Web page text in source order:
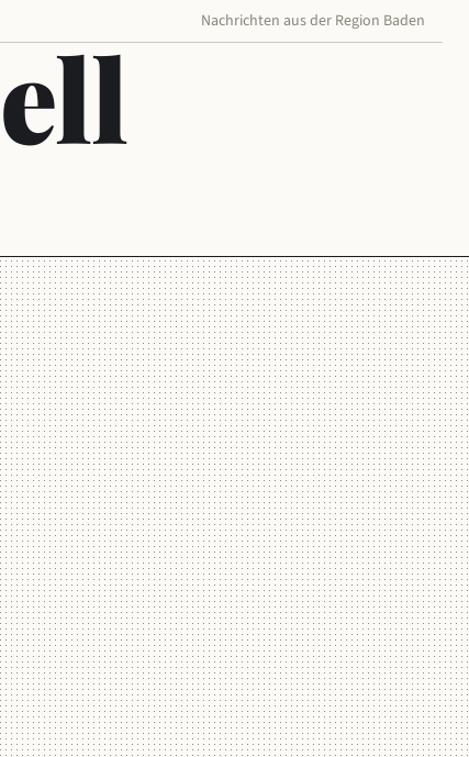
Nachrichten aus der Region Baden